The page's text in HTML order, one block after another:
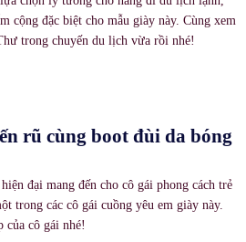
cộng đặc biệt cho mẫu giày này. Cùng xem
trong chuyến du lịch vừa rồi nhé!
rũ cùng boot đùi da bóng
đại mang đến cho cô gái phong cách trẻ
trong các cô gái cuồng yêu em giày này.
của cô gái nhé!